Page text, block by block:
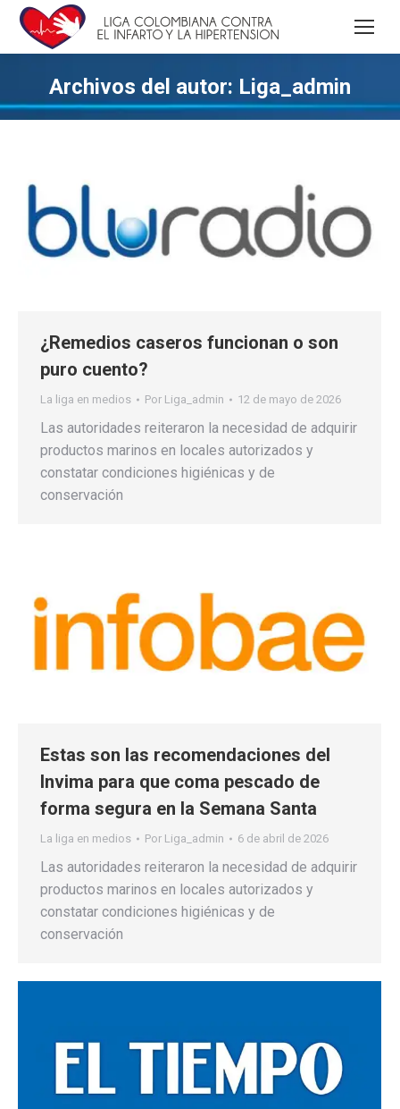
Archivos del autor: Liga_admin
¿Remedios caseros funcionan o son
puro cuento?
La liga en medios Por Liga_admin 12 de mayo de 2026
Las autoridades reiteraron la necesidad de adquirir
productos marinos en locales autorizados y
constatar condiciones higiénicas y de
conservación
Estas son las recomendaciones del
Invima para que coma pescado de
forma segura en la Semana Santa
La liga en medios Por Liga_admin 6 de abril de 2026
Las autoridades reiteraron la necesidad de adquirir
productos marinos en locales autorizados y
constatar condiciones higiénicas y de
conservación